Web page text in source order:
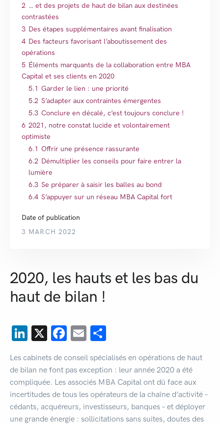
2 … et des projets de haut de bilan aux destinées
contrastées
3 Des étapes supplémentaires avant finalisation
4 Des facteurs favorisant l’aboutissement des
opérations
5 Éléments marquants de la collaboration entre MBA
Capital et ses clients en 2020
5.1 Garder le lien : une priorité
5.2 S’adapter aux contraintes émergentes
5.3 Conclure en décalé, c’est toujours conclure !
6 2021, notre constat lucide et volontairement
optimiste
6.1 Offrir une présence rassurante
6.2 Démultiplier les conseils pour faire entrer la
lumière
6.3 Se préparer à saisir les balles au bond
6.4 S’appuyer sur un réseau MBA Capital fort
Date of publication
3 MARCH 2022
2020, les hauts et les bas du
haut de bilan !
LinkedIn
X Facebook
Email
Les cabinets de conseil spécialisés en opérations de haut
de bilan ne font pas exception : leur année 2020 a été
compliquée. Les associés MBA Capital ont dû face aux
incertitudes de tous les opérateurs de la chaîne d’activité –
cédants, acquéreurs, investisseurs, banques – et déployer
une grande énergie : sollicitations sans suites, doutes des